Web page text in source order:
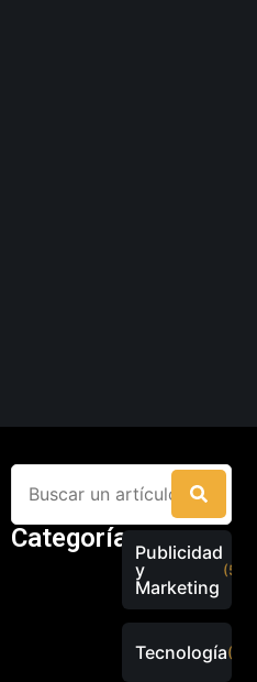
CategoríasPublicidad
y
Marketing
Tecnología